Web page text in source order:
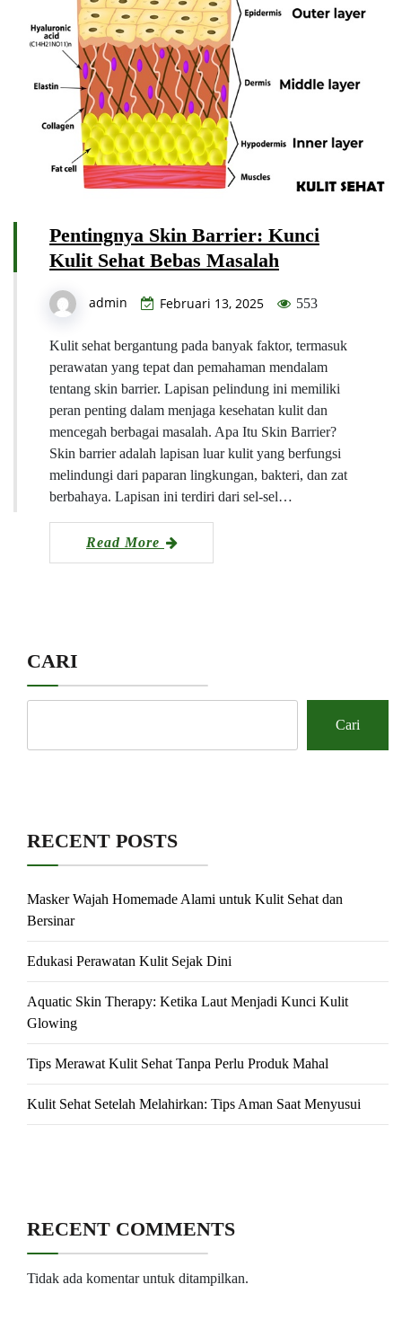
Pentingnya Skin Barrier: Kunci
Kulit Sehat Bebas Masalah
admin Februari 13, 2025 553
Kulit sehat bergantung pada banyak faktor, termasuk
perawatan yang tepat dan pemahaman mendalam
tentang skin barrier. Lapisan pelindung ini memiliki
peran penting dalam menjaga kesehatan kulit dan
mencegah berbagai masalah. Apa Itu Skin Barrier?
Skin barrier adalah lapisan luar kulit yang berfungsi
melindungi dari paparan lingkungan, bakteri, dan zat
berbahaya. Lapisan ini terdiri dari sel-sel…
Read More
CARI
Cari
RECENT POSTS
Masker Wajah Homemade Alami untuk Kulit Sehat dan
Bersinar
Edukasi Perawatan Kulit Sejak Dini
Aquatic Skin Therapy: Ketika Laut Menjadi Kunci Kulit
Glowing
Tips Merawat Kulit Sehat Tanpa Perlu Produk Mahal
Kulit Sehat Setelah Melahirkan: Tips Aman Saat Menyusui
RECENT COMMENTS
Tidak ada komentar untuk ditampilkan.